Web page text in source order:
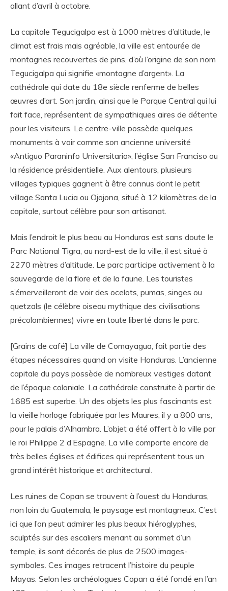
allant d’avril à octobre.
La capitale Tegucigalpa est à 1000 mètres d’altitude, le
climat est frais mais agréable, la ville est entourée de
montagnes recouvertes de pins, d’où l’origine de son nom
Tegucigalpa qui signifie «montagne d’argent». La
cathédrale qui date du 18e siècle renferme de belles
œuvres d’art. Son jardin, ainsi que le Parque Central qui lui
fait face, représentent de sympathiques aires de détente
pour les visiteurs. Le centre-ville possède quelques
monuments à voir comme son ancienne université
«Antiguo Paraninfo Universitario», l’église San Franciso ou
la résidence présidentielle. Aux alentours, plusieurs
villages typiques gagnent à être connus dont le petit
village Santa Lucia ou Ojojona, situé à 12 kilomètres de la
capitale, surtout célèbre pour son artisanat.
Mais l’endroit le plus beau au Honduras est sans doute le
Parc National Tigra, au nord-est de la ville, il est situé à
2270 mètres d’altitude. Le parc participe activement à la
sauvegarde de la flore et de la faune. Les touristes
s’émerveilleront de voir des ocelots, pumas, singes ou
quetzals (le célèbre oiseau mythique des civilisations
précolombiennes) vivre en toute liberté dans le parc.
[Grains de café] La ville de Comayagua, fait partie des
étapes nécessaires quand on visite Honduras. L’ancienne
capitale du pays possède de nombreux vestiges datant
de l’époque coloniale. La cathédrale construite à partir de
1685 est superbe. Un des objets les plus fascinants est
la vieille horloge fabriquée par les Maures, il y a 800 ans,
pour le palais d’Alhambra. L’objet a été offert à la ville par
le roi Philippe 2 d’Espagne. La ville comporte encore de
très belles églises et édifices qui représentent tous un
grand intérêt historique et architectural.
Les ruines de Copan se trouvent à l’ouest du Honduras,
non loin du Guatemala, le paysage est montagneux. C’est
ici que l’on peut admirer les plus beaux hiéroglyphes,
sculptés sur des escaliers menant au sommet d’un
temple, ils sont décorés de plus de 2500 images-
symboles. Ces images retracent l’histoire du peuple
Mayas. Selon les archéologues Copan a été fondé en l’an